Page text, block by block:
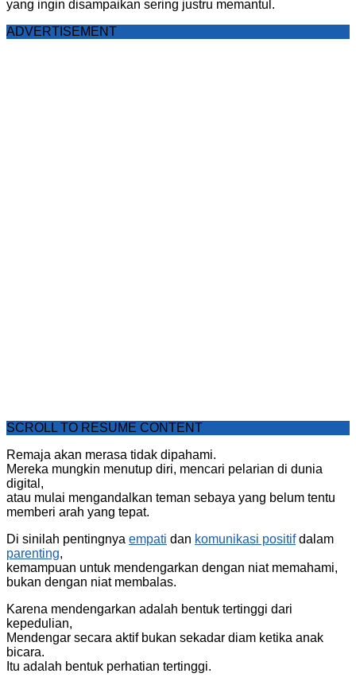
yang ingin disampaikan sering justru memantul.
ADVERTISEMENT
SCROLL TO RESUME CONTENT
Remaja akan merasa tidak dipahami.
Mereka mungkin menutup diri, mencari pelarian di dunia
digital,
atau mulai mengandalkan teman sebaya yang belum tentu
memberi arah yang tepat.
Di sinilah pentingnya empati dan komunikasi positifdalam
parenting,
kemampuan untuk mendengarkan dengan niat memahami,
bukan dengan niat membalas.
Karena mendengarkan adalah bentuk tertinggi dari
kepedulian,
Mendengar secara aktif bukan sekadar diam ketika anak
bicara.
Itu adalah bentuk perhatian tertinggi.